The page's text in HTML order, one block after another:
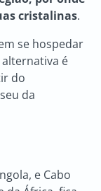
cristalinas.
se hospedar
é
do
da
e Cabo